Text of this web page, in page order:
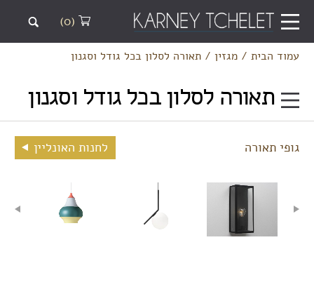
(0)
עמוד הבית/ מגזין/ תאורה לסלון בכל גודל וסגנון
תאורה לסלון בכל גודל וסגנון
גופי תאורה לחנות האונליין